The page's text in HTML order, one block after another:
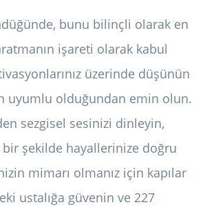
bunu bilinçli olarak en
işareti olarak kabul
üzerinde düşünün
uyumlu olduğundan emin olun.
sezgisel sesinizi dinleyin,
bir şekilde hayallerinize doğru
mimarı olmanız için kapılar
ustalığa güvenin ve 227